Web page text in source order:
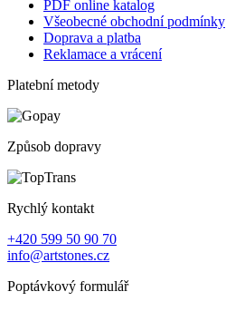
PDF online katalog
Všeobecné obchodní podmínky
Doprava a platba
Reklamace a vrácení
Platební metody
Způsob dopravy
Rychlý kontakt
+420 599 50 90 70
info@artstones.cz
Poptávkový formulář